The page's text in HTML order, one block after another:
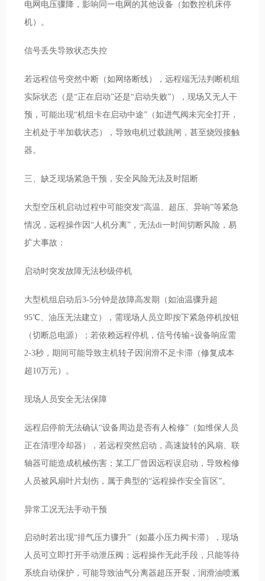
电网电压骤降，影响同一电网的其他设备（如数控机床停
机）。
信号丢失导致状态失控
若远程信号突然中断（如网络断线），远程端无法判断机组
实际状态（是“正在启动”还是“启动失败”），现场又无人干
预，可能出现“机组卡在启动中途”（如进气阀未完全打开，
主机处于半加载状态），导致电机过载跳闸，甚至烧毁接触
器。
三、缺乏现场紧急干预，安全风险无法及时阻断
大型空压机启动过程中可能突发“高温、超压、异响”等紧急
情况，远程操作因“人机分离”，无法di一时间切断风险，易
扩大事故：
启动时突发故障无法秒级停机
大型机组启动后3-5分钟是故障高发期（如油温骤升超
95℃、油压无法建立），需现场人员立即按下紧急停机按钮
（切断总电源）；若依赖远程停机，信号传输+设备响应需
2-3秒，期间可能导致主机转子因润滑不足卡滞（修复成本
超10万元）。
现场人员安全无法保障
远程启停前无法确认“设备周边是否有人检修”（如维保人员
正在清理冷却器），若远程突然启动，高速旋转的风扇、联
轴器可能造成机械伤害；某工厂曾因远程误启动，导致检修
人员被风扇叶片划伤，属于典型的“远程操作安全盲区”。
异常工况无法手动干预
启动时若出现“排气压力骤升”（如蕞小压力阀卡滞），现场
人员可立即打开手动泄压阀；远程操作无此手段，只能等待
系统自动保护，可能导致油气分离器超压开裂，润滑油喷溅